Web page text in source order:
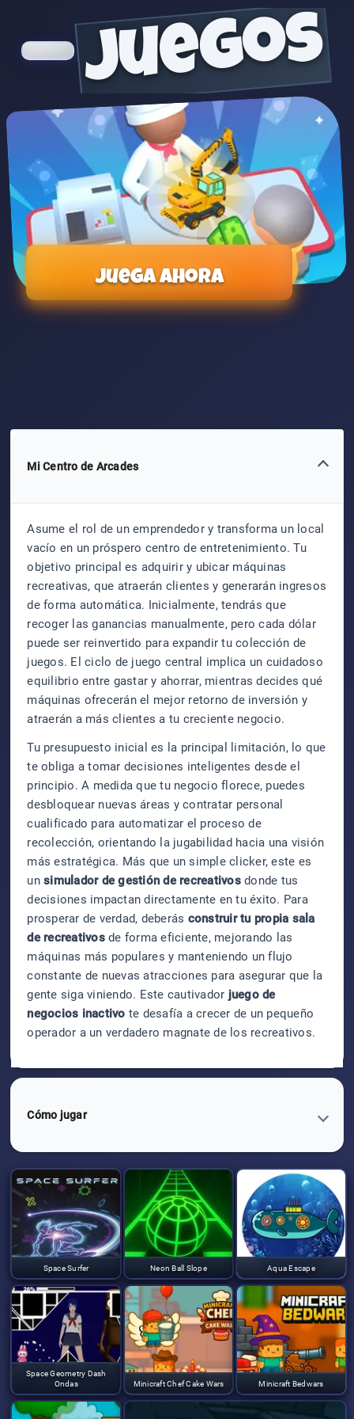
juegos
Juega ahora
Mi Centro de Arcades
Asume el rol de un emprendedor y transforma un local
vacío en un próspero centro de entretenimiento. Tu
objetivo principal es adquirir y ubicar máquinas
recreativas, que atraerán clientes y generarán ingresos
de forma automática. Inicialmente, tendrás que
recoger las ganancias manualmente, pero cada dólar
puede ser reinvertido para expandir tu colección de
juegos. El ciclo de juego central implica un cuidadoso
equilibrio entre gastar y ahorrar, mientras decides qué
máquinas ofrecerán el mejor retorno de inversión y
atraerán a más clientes a tu creciente negocio.
Tu presupuesto inicial es la principal limitación, lo que
te obliga a tomar decisiones inteligentes desde el
principio. A medida que tu negocio florece, puedes
desbloquear nuevas áreas y contratar personal
cualificado para automatizar el proceso de
recolección, orientando la jugabilidad hacia una visión
más estratégica. Más que un simple clicker, este es
unsimulador de gestión de recreativosdonde tus
decisiones impactan directamente en tu éxito. Para
prosperar de verdad, deberás construir tu propia sala
de recreativosde forma eficiente, mejorando las
máquinas más populares y manteniendo un flujo
constante de nuevas atracciones para asegurar que la
gente siga viniendo. Este cautivador juego de
negocios inactivo te desafía a crecer de un pequeño
operador a un verdadero magnate de los recreativos.
Cómo jugar
Space Surfer Neon Ball Slope Aqua Escape
Space Geometry Dash
Ondas
Minicraft Chef Cake Wars Minicraft Bedwars